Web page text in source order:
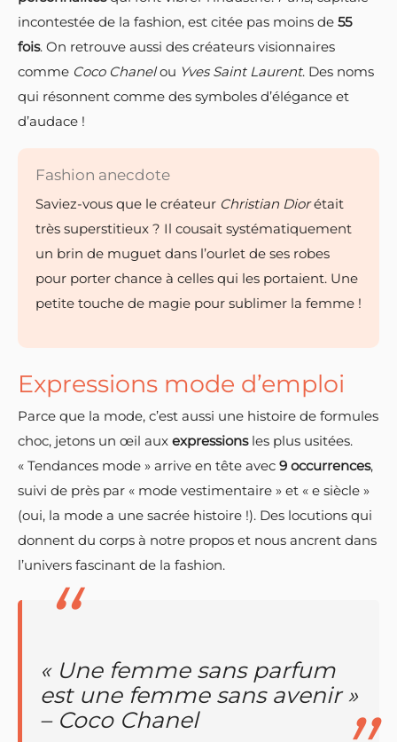
incontestée de la fashion, est citée pas moins de 55
fois. On retrouve aussi des créateurs visionnaires
comme Coco Chanelou Yves Saint Laurent. Des noms
qui résonnent comme des symboles d’élégance et
d’audace !
Fashion anecdote
Saviez-vous que le créateur Christian Diorétait
très superstitieux ? Il cousait systématiquement
un brin de muguet dans l’ourlet de ses robes
pour porter chance à celles qui les portaient. Une
petite touche de magie pour sublimer la femme !
Expressions mode d’emploi
Parce que la mode, c’est aussi une histoire de formules
choc, jetons un œil aux expressionsles plus usitées.
« Tendances mode » arrive en tête avec 9 occurrences,
suivi de près par « mode vestimentaire » et « e siècle »
(oui, la mode a une sacrée histoire !). Des locutions qui
donnent du corps à notre propos et nous ancrent dans
l’univers fascinant de la fashion.
« Une femme sans parfum
est une femme sans avenir »
– Coco Chanel